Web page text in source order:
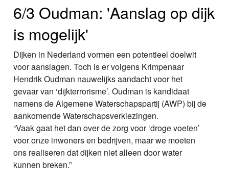
6/3 Oudman: 'Aanslag op dijk
is mogelijk'
Dijken in Nederland vormen een potentieel doelwit
voor aanslagen. Toch is er volgens Krimpenaar
Hendrik Oudman nauwelijks aandacht voor het
gevaar van ‘dijkterrorisme’. Oudman is kandidaat
namens de Algemene Waterschapspartij (AWP) bij de
aankomende Waterschapsverkiezingen.
“Vaak gaat het dan over de zorg voor ‘droge voeten’
voor onze inwoners en bedrijven, maar we moeten
ons realiseren dat dijken niet alleen door water
kunnen breken.”